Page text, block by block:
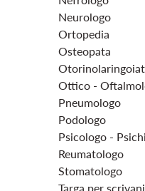
Neurologo
Ortopedia
Osteopata
Ottico -
Pneumologo
Podologo
Psicologo -
Reumatologo
Stomatologo
Targa per